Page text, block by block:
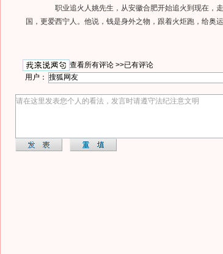
职业追火人姚先生，从安徽合肥开始追火到现在，走
国，更爱西宁人。他说，钱是身外之物，跟着火炬跑，给奥运
查看所有评论 >>已有评论
用户：